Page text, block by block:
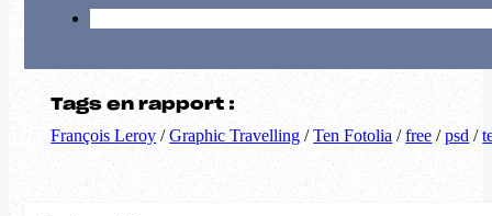
Tags en rapport :
François Leroy /Graphic Travelling /Ten Fotolia /free /psd /